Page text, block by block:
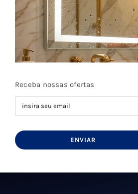
Receba nossas ofertas
ENVIAR